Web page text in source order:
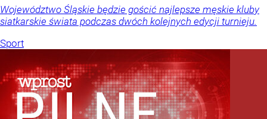
Województwo Śląskie będzie gościć najlepsze męskie kluby
siatkarskie świata podczas dwóch kolejnych edycji turnieju.
Sport